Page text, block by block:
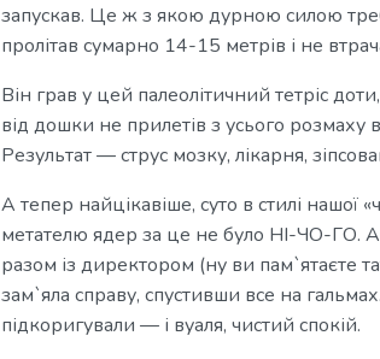
запускав. Це ж з якою дурною силою
пролітав сумарно 14-15 метрів і не
Він грав у цей палеолітичний тетріс
від дошки не прилетів з усього розмаху
Результат — струс мозку, лікарня,
А тепер найцікавіше, суто в стилі нашої
метателю ядер за це не було НІ-ЧО-ГО.
разом із директором (ну ви пам`ятаєте
зам`яла справу, спустивши все на
підкоригували — і вуаля, чистий спокій.